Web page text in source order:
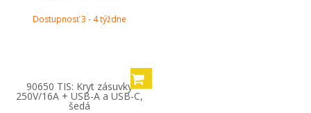
Dostupnosť 3 - 4 týždne
90650 TIS: Kryt zásuvky
250V/16A + USB-A a USB-C,
šedá